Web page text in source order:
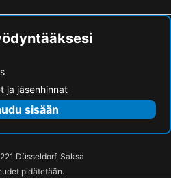
ja jäsenhinnat
sisään
Düsseldorf, Saksa
pidätetään.